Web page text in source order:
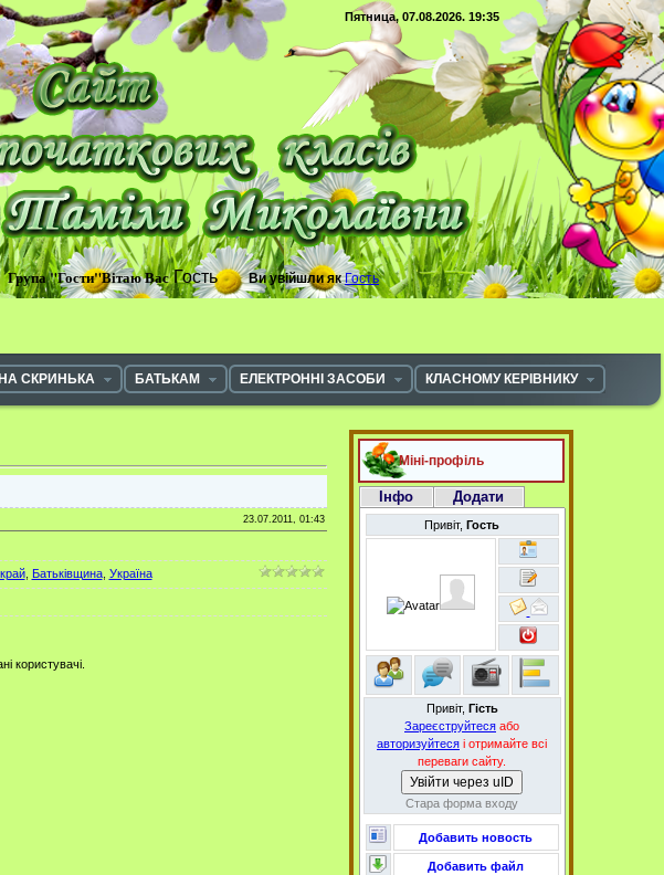
Пятница, 07.08.2026. 19:35
Група "Гости"Вітаю ВасГость Ви увійшли як Гость
СКРИНЬКА БАТЬКАМ ЕЛЕКТРОННІ ЗАСОБИ
КЛАСНОМУ КЕРІВНИКУ
23.07.2011, 01:43
, Батьківщина, Україна
користувачі.
Міні-профіль
Інфо Додати
Привіт, Гость
Привіт, Гість
Зареєструйтеся або
авторизуйтеся і отримайте всі
переваги сайту.
Увійти через uID
Стара форма входу
Добавить новость
Добавить файл